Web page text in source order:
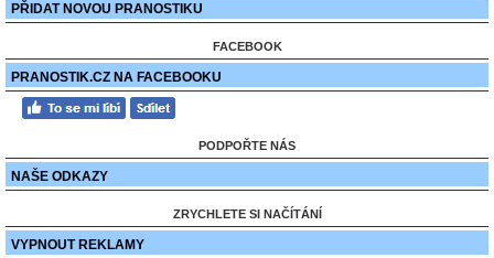
PŘIDAT NOVOU PRANOSTIKU
FACEBOOK
PRANOSTIK.CZ NA FACEBOOKU
PODPOŘTE NÁS
NAŠE ODKAZY
ZRYCHLETE SI NAČÍTÁNÍ
VYPNOUT REKLAMY